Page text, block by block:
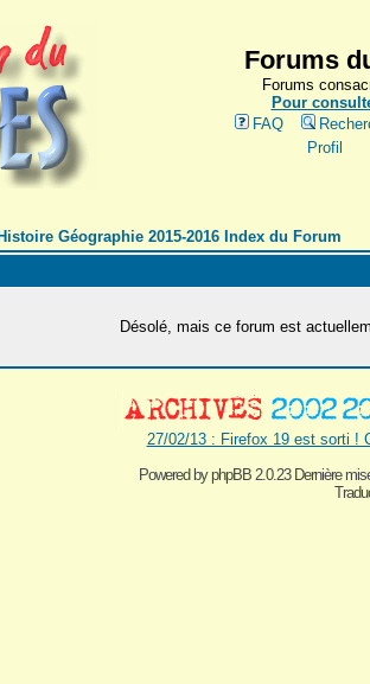
Forums
Forums
Pour
FAQ
Profil
Géographie 2015-2016 Index du Forum
Désolé, mais ce forum est
27/02/13 : Firefox 19 est sorti !
Powered byphpBB 2.0.23 Dernière